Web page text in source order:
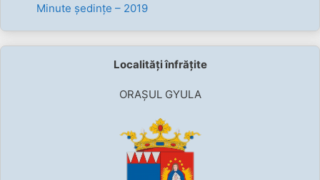
Minute ședințe – 2019
Localități înfrățite
ORAȘUL GYULA